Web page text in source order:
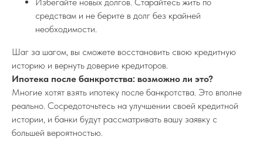
средствам и не берите в долг без крайней
необходимости.
Шаг за шагом, вы сможете восстановить свою кредитную
историю и вернуть доверие кредиторов.
Ипотека после банкротства: возможно ли это?
Многие хотят взять ипотеку после банкротства. Это вполне
реально. Сосредоточьтесь на улучшении своей кредитной
истории, и банки будут рассматривать вашу заявку с
большей вероятностью.